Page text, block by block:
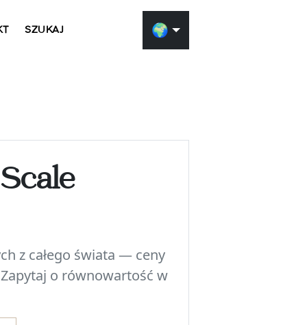
SZUKAJ 🌍
z całego świata — ceny
o równowartość w